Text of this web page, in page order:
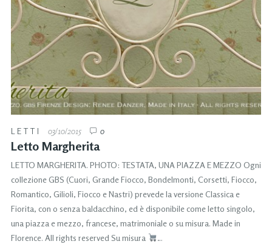
LETTI 03/10/2015 0
Letto Margherita
LETTO MARGHERITA. PHOTO: TESTATA, UNA PIAZZA E MEZZO Ogni
collezione GBS (Cuori, Grande Fiocco, Bondelmonti, Corsetti, Fiocco,
Romantico, Gilioli, Fiocco e Nastri) prevede la versione Classica e
Fiorita, con o senza baldacchino, ed è disponibile come letto singolo,
una piazza e mezzo, francese, matrimoniale o su misura. Made in
Florence. All rights reserved Su misura
…